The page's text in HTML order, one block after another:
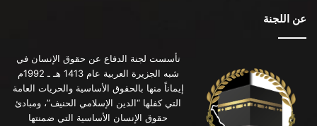
عن اللجنة
تأسست لجنة الدفاع عن حقوق الإنسان في
شبه الجزيرة العربية عام 1413 هـ ـ 1992م
إيماناً منها بالحقوق الأساسية والحريات العامة
التي كفلها “الدين الإسلامي الحنيف”، ومبادئ
حقوق الإنسان الأساسية التي ضمنتها